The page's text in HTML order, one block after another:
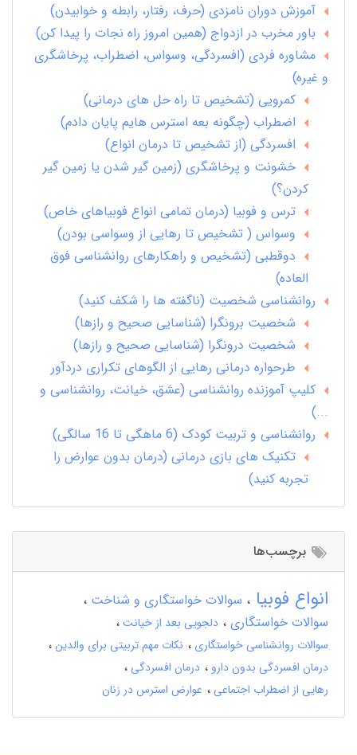
آموزش دوران نامزدی (حرف، رفتار، رابطه و خوابیدن)
باور مخرب در ازدواج (همین امروز راه نجات را پیدا کن)
مشاوره فردی (افسردگی، وسواس، اضطراب، پرخاشگری
و غیره)
کمرویی (تشخیص تا راه حل های درمانی)
اضطراب (چگونه بعه استرس هایم پایان دادم)
افسردگی (از تشخیص تا درمان انواع)
خشونت و پرخاشگری (زمین گیر شدن یا زمین گیر
کردن؟)
ترس و فوبیا (درمان تمامی انواع فوبیاهای خاص)
وسواس ( تشخیص تا رهایی از وسواسی بودن)
دوقطبی (تشخیص و راهکارهای روانشناسی فوق
العاده)
روانشناسی شخصیت (ناگفته ها را شکف کنید)
شخصیت برونگرا (شناسایی صحیح و رازها)
شخصیت درونگرا (شناسایی صحیح و رازها)
طرحواره درمانی رهایی از الگوهای تکراری دردآور
کلیپ آموزنده روانشناسی (عشق، خیانت، روانشناسی و
...)
روانشناسی و تربیت کودک (6 ماهگی تا 16 سالگی)
تکنیک های بازی درمانی (درمان بدون عوارض را
تجربه کنید)
برچسب‌ها
انواع فوبیا
سوالات خواستگاری و شناخت
سوالات خواستگاری
دلجویی بعد از خیانت
سوالات روانشناسی خواستگاری
نکات مهم تربیتی برای والدین
درمان افسردگی بدون دارو
درمان افسردگی
رهایی از اضطراب اجتماعی
عوارض استرس در زنان